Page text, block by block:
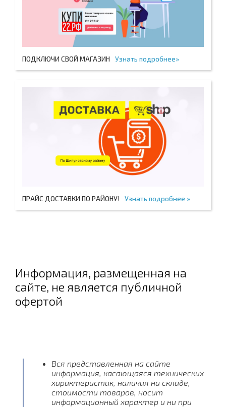
ПОДКЛЮЧИ СВОЙ МАГАЗИН Узнать подробнее»
ПРАЙС ДОСТАВКИ ПО РАЙОНУ! Узнать подробнее »
Информация, размещенная на
сайте, не является публичной
офертой
Вся представленная на сайте
информация, касающаяся технических
характеристик, наличия на складе,
стоимости товаров, носит
информационный характер и ни при